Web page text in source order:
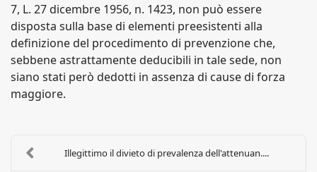
7, L. 27 dicembre 1956, n. 1423, non può essere
disposta sulla base di elementi preesistenti alla
definizione del procedimento di prevenzione che,
sebbene astrattamente deducibili in tale sede, non
siano stati però dedotti in assenza di cause di forza
maggiore.
Illegittimo il divieto di prevalenza dell'attenuan....